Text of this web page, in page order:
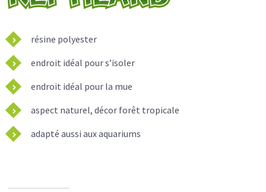
résine polyester
endroit idéal pour s’isoler
endroit idéal pour la mue
aspect naturel, décor forêt tropicale
adapté aussi aux aquariums